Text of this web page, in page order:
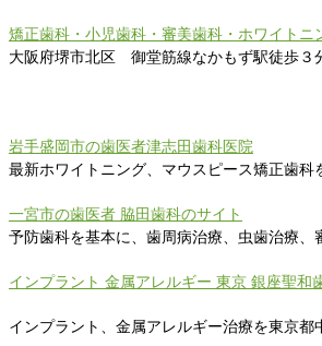
矯正歯科・小児歯科・審美歯科・ホワイトニ
大阪府堺市北区 御堂筋線なかもず駅徒歩
岩手盛岡市の歯医者津志田歯科医院
最新ホワイトニング、マウスピース矯正歯科
一宮市の歯医者 脇田歯科のサイト
予防歯科を基本に、歯周病治療、虫歯治療
インプラント 金属アレルギー 東京 銀座聖和
インプラント、金属アレルギー治療を東京